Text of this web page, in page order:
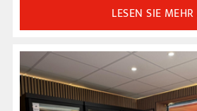
LESEN SIE MEHR